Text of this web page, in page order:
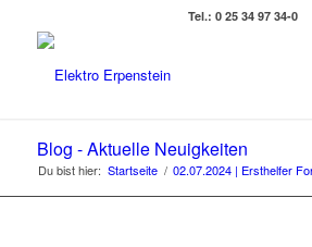
Tel.: 0 25 34 97 34-0
Blog - Aktuelle Neuigkeiten
Du bist hier: Startseite / 02.07.2024 | Ersthelfer